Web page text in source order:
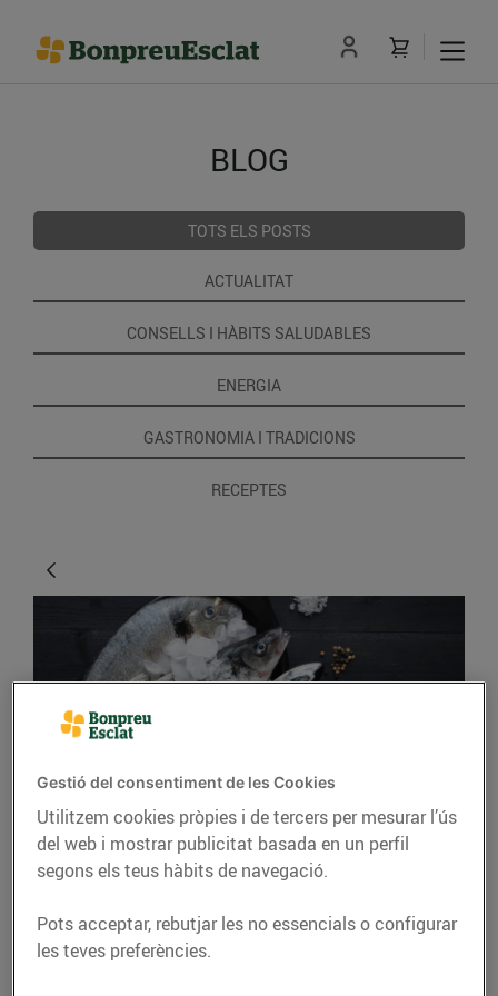
BLOG
TOTS ELS POSTS
ACTUALITAT
CONSELLS I HÀBITS SALUDABLES
ENERGIA
GASTRONOMIA I TRADICIONS
RECEPTES
CONSELLS I HÀBITS SALUDABLES
Com podem identificar
el bon peix?
13/d’agost/2019
Gestió del consentiment de les Cookies
Utilitzem cookies pròpies i de tercers per mesurar l’ús
del web i mostrar publicitat basada en un perfil
segons els teus hàbits de navegació.
Pots acceptar, rebutjar les no essencials o configurar
les teves preferències.